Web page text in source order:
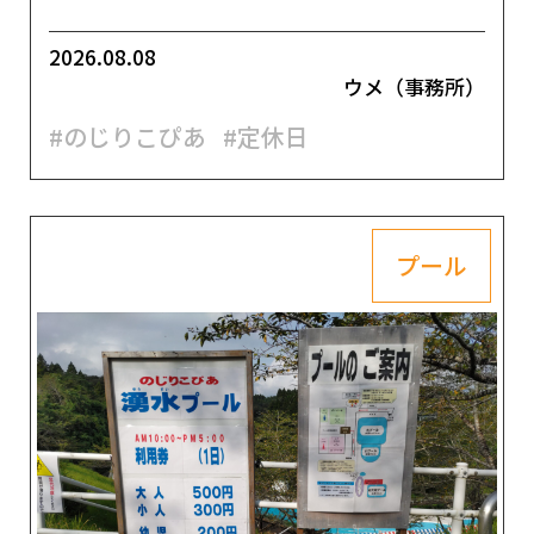
2026.08.08
ウメ（事務所）
#のじりこぴあ #定休日
プール